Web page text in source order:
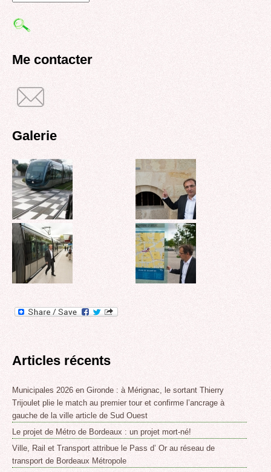
Formulaire
de
Me contacter
Galerie
Articles récents
Municipales 2026 en Gironde : à Mérignac, le sortant Thierry
Trijoulet plie le match au premier tour et confirme l’ancrage à
gauche de la ville article de Sud Ouest
Le projet de Métro de Bordeaux : un projet mort-né!
Ville, Rail et Transport attribue le Pass d’ Or au réseau de
transport de Bordeaux Métropole